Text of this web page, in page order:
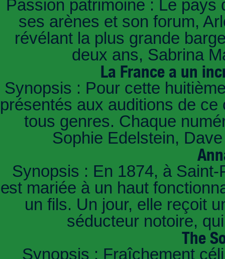
Passion patrimoine : Le pays
ses arènes et son forum,
révélant la plus grande
deux ans, Sabrina
La France a un
Synopsis : Pour cette
présentés aux auditions de
tous genres. Chaque
Sophie Edelstein,
Synopsis : En 1874, à
est mariée à un haut
un fils. Un jour, elle reçoit
séducteur notoire,
The
Synopsis : Fraîchement